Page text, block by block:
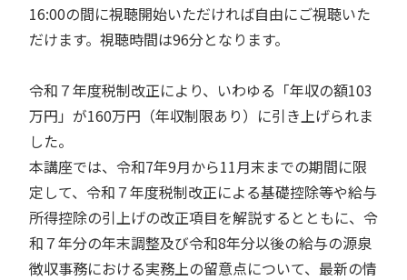
16:00の間に視聴開始いただければ自由にご視聴いた
だけます。視聴時間は96分となります。
令和７年度税制改正により、いわゆる「年収の額103
万円」が160万円（年収制限あり）に引き上げられま
した。
本講座では、令和7年9月から11月末までの期間に限
定して、令和７年度税制改正による基礎控除等や給与
所得控除の引上げの改正項目を解説するとともに、令
和７年分の年末調整及び令和8年分以後の給与の源泉
徴収事務における実務上の留意点について、最新の情